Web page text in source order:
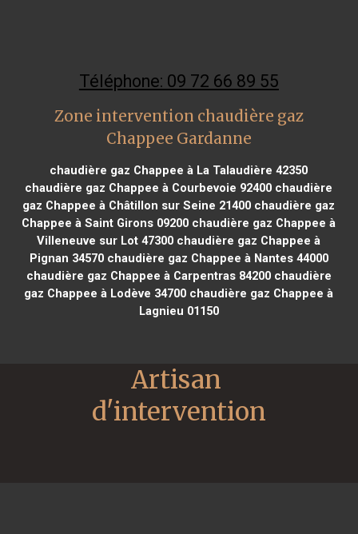
Téléphone: 09 72 66 89 55
Zone intervention chaudière gaz
Chappee Gardanne
chaudière gaz Chappee à La Talaudière 42350
chaudière gaz Chappee à Courbevoie 92400 chaudière
gaz Chappee à Châtillon sur Seine 21400 chaudière gaz
Chappee à Saint Girons 09200 chaudière gaz Chappee à
Villeneuve sur Lot 47300 chaudière gaz Chappee à
Pignan 34570chaudière gaz Chappee à Nantes 44000
chaudière gaz Chappee à Carpentras 84200chaudière
gaz Chappee à Lodève 34700 chaudière gaz Chappee à
Lagnieu 01150
Artisan
d'intervention